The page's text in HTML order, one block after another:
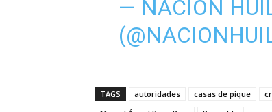
— NACIÓN
TAGS autoridades casas de pique